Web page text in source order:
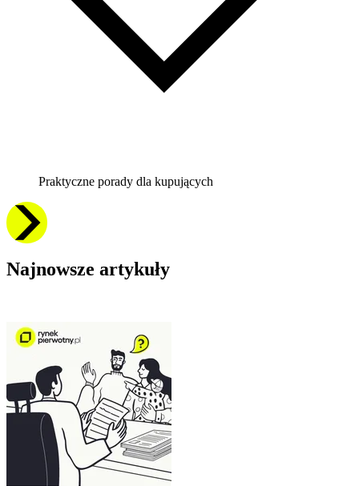
Praktyczne porady dla kupujących
Najnowsze artykuły